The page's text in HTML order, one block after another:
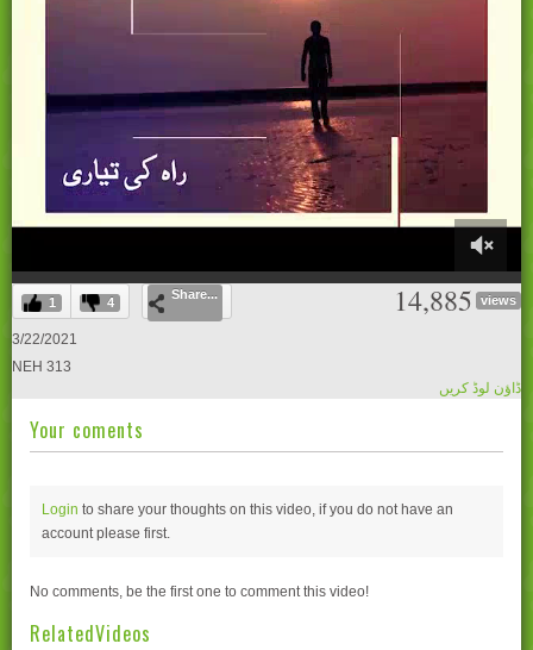
0
of
28
minutes,
seconds
1 4
Share... 14,885 views
3/22/2021
NEH 313
ڈاؤن لوڈ کریں
Your coments
Login to share your thoughts on this video, if you do not have an
account please first.
No comments, be the first one to comment this video!
RelatedVideos